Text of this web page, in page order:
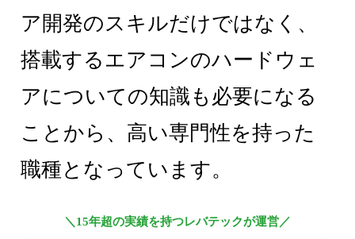
ア開発のスキルだけではなく、
搭載するエアコンのハードウェ
アについての知識も必要になる
ことから、高い専門性を持った
職種となっています。
＼15年超の実績を持つレバテックが運営／